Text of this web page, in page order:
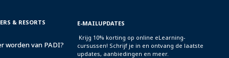
E-MAILUPDATES
Krijg 10% korting op online eLearning-
cursussen! Schrijf je in en ontvang de laatste
updates, aanbiedingen en meer.
& RESORTS
worden van PADI?